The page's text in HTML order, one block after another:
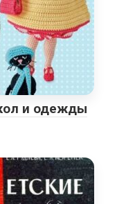
и одежды